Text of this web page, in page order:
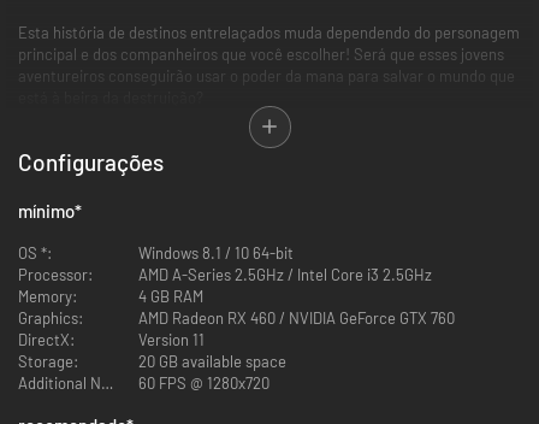
Esta história de destinos entrelaçados muda dependendo do personagem
principal e dos companheiros que você escolher! Será que esses jovens
aventureiros conseguirão usar o poder da mana para salvar o mundo que
Quando as trevas assolaram o mundo, a Goddess of Mana brandiu a Sword
of Mana para aniquilar os oito Benevodons, monstros da destruição. Ela
destruição. Enfraquecida após a reconstrução do mundo, ela entrou em
forças do mal começaram a se movimentar para libertar os Benevodons
e dominar o mundo. Elas iniciaram uma terrível guerra para
desestabilizar os reinos e conseguirem o que queriam. A paz havia
acabado. A própria mana começou a desaparecer do mundo e a Mana
Tree começou a secar...
PRINCIPAIS DESTAQUES:
Configurações
mínimo*
OS *:
Windows 8.1 / 10 64-bit
Processor:
AMD A-Series 2.5GHz / Intel Core i3 2.5GHz
Memory:
4 GB RAM
Graphics:
AMD Radeon RX 460 / NVIDIA GeForce GTX 760
DirectX:
Version 11
Storage:
20 GB available space
Additional Notes:
60 FPS @ 1280x720